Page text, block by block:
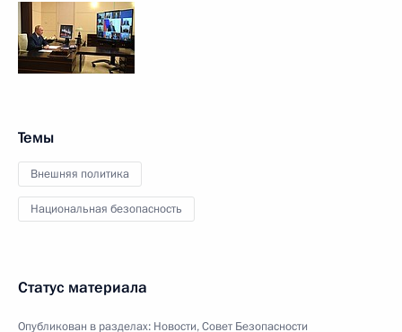
Темы
Внешняя политика
Национальная безопасность
Статус материала
Опубликован в разделах: Новости,Совет Безопасности